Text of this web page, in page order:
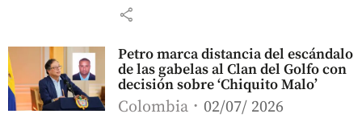
share
Petro marca distancia del escándalo
de las gabelas al Clan del Golfo con
decisión sobre ‘Chiquito Malo’
Colombia 02/07/ 2026